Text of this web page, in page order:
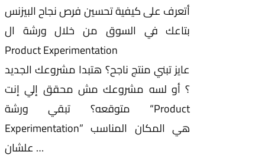
أتعرف على كيفية تحسين فرص نجاح البيزنس
بتاعك في السوق من خلال ورشة ال
Product Experimentation
عايز تبني منتج ناجح؟ هتبدا مشروعك الجديد
؟ أو لسه مشروعك مش محقق إلي إنت
متوقعه؟ تبقي ورشة “Product
Experimentation” هي المكان المناسب
علشان …